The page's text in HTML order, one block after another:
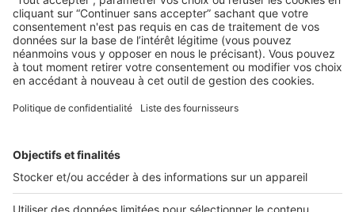
Mardi 6 octobre prochain, aux Salons Hoche, se tiendra le
premier colloque du Syndicat des Réseaux de ...